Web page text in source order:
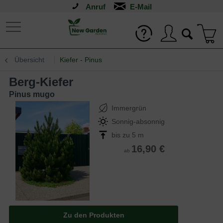
Anruf
Übersicht Kiefer - Pinus
Berg-Kiefer
Pinus mugo
Immergrün
Sonnig-absonnig
bis zu 5 m
ab 16,90 €
Zu den Produkten